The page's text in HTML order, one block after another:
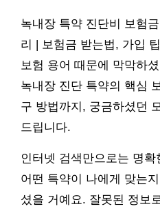
녹내장 특약 진단비 보험
리 | 보험금 받는법, 가입
보험 용어 때문에 막막하
녹내장 진단 특약의 핵심
구 방법까지, 궁금하셨던
드립니다.
인터넷 검색만으로는 명
어떤 특약이 나에게 맞는
셨을 거예요. 잘못된 정보